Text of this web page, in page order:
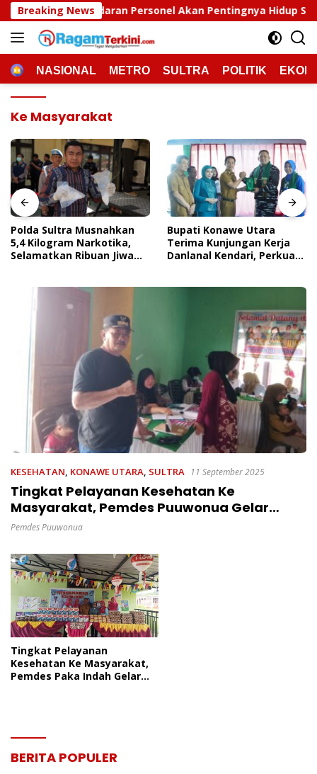
Langsung
ke
konten
Breaking News
Personel Akan Pentingnya Hidup Sehat Polda
HOMENASIONAL METRO SULTRA POLITIK
Ke Masyarakat
Polda Sultra Musnahkan
5,4 Kilogram Narkotika,
Selamatkan Ribuan Jiwa
Bupati Konawe Utara
Terima Kunjungan Kerja
Danlanal Kendari, Perkuat
KESEHATAN, KONAWE UTARA, SULTRA 11 September 2025
Tingkat Pelayanan Kesehatan Ke
Masyarakat, Pemdes Puuwonua Gelar
Posyandu Integrasi Layanan Primer
Pemdes Puuwonua
Tingkat Pelayanan
Kesehatan Ke Masyarakat,
Pemdes Paka Indah Gelar
BERITA POPULER